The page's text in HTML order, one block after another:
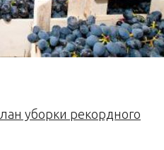
уборки рекордного